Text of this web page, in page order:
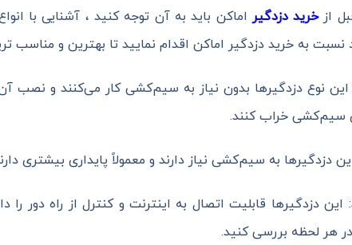
ازخرید دزدگیر اماکن باید به آن توجه کنید ، آشنایی با
به خرید دزدگیر اماکن اقدام نمایید تا بهترین و مناسب
این نوع دزدگیرها بدون نیاز به سیم‌کشی کار می‌کنند و نصب
سیم‌کشی خراب کنند.
دزدگیرها به سیم‌کشی نیاز دارند و معمولاً پایداری بیشتری
: این دزدگیرها قابلیت اتصال به اینترنت و کنترل از راه دور
در هر لحظه بررسی کنید.